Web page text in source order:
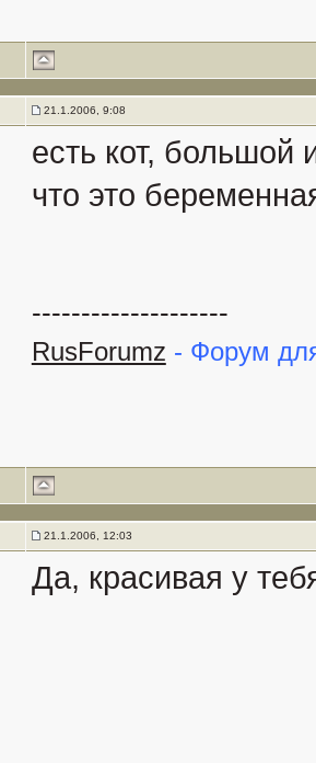
21.1.2006, 9:08
есть кот, большой
что это
--------------------
RusForumz - Форум
21.1.2006, 12:03
Да, красивая у